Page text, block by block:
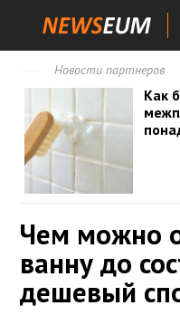
Новости партнеров
Как
Чем можно
ванну до
дешевый